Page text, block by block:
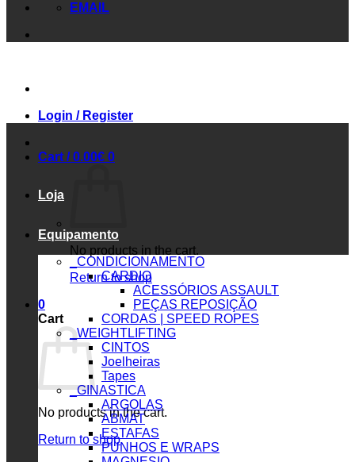
EMAIL
Login / Register
Cart /0.00€ 0
No products in the cart.
Return to shop
0
Cart
No products in the cart.
Return to shop
Loja
Equipamento
_CONDICIONAMENTO
CARDIO
ACESSÓRIOS ASSAULT
PEÇAS REPOSIÇÃO
CORDAS | SPEED ROPES
_WEIGHTLIFTING
CINTOS
Joelheiras
Tapes
_GINASTICA
ARGOLAS
ABMAT
ESTAFAS
PUNHOS E WRAPS